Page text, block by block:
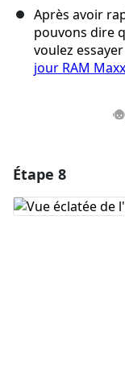
Après avoir
pouvons dire
voulez
jour RAM
Ajouter un
Étape 8